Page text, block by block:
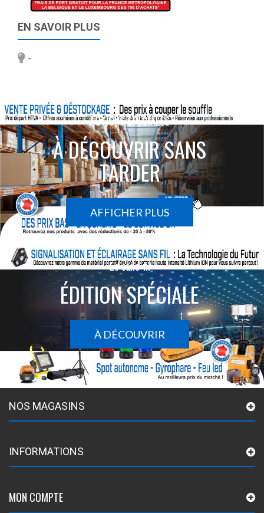
EN SAVOIR PLUS
-
ACTIONS SPÉCIALES
À DÉCOUVRIR SANS
TARDER
AFFICHER PLUS
Le sans-fil
ÉDITION SPÉCIALE
À DÉCOUVRIR
NOS MAGASINS
INFORMATIONS
MON COMPTE